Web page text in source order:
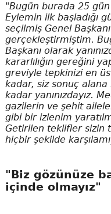
"Bugün burada 25
Eylemin ilk başladığı
seçilmiş Genel
gerçekleştirmiştim.
Başkanı olarak
kararlılığın gereğini
greviyle tepkinizi en
kadar, siz sonuç alana
kadar yanınızdayız.
gazilerin ve şehit
gibi bir izlenim
Getirilen teklifler sizin
hiçbir şekilde
"Biz gözünüze
içinde olmayız"